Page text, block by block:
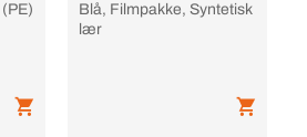
Blå, Filmpakke, Syntetisk
lær